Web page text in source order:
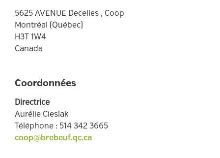
5625 AVENUE Decelles , Coop
Montréal
Québec
H3T 1W4
Canada
Coordonnées
Directrice
Aurélie Cieslak
Téléphone : 514 342 3665
coop@brebeuf.qc.ca